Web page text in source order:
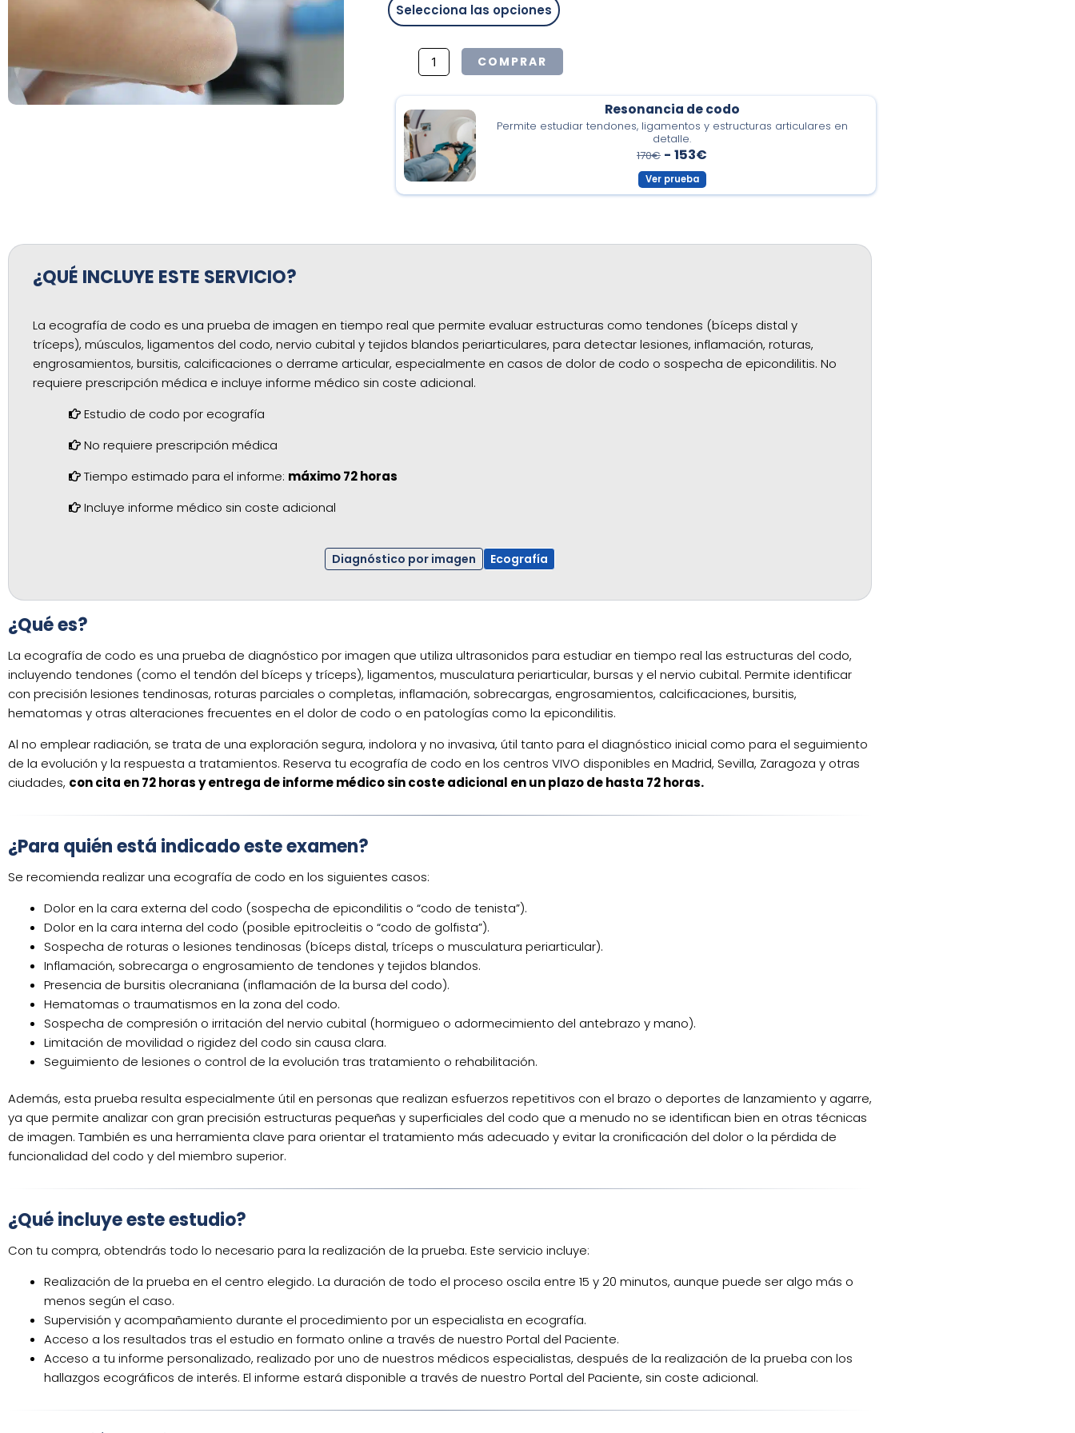
Selecciona las opciones
COMPRAR
Resonancia de codo
Permite estudiar tendones, ligamentos y estructuras articulares en
detalle.
170€ - 153€
Ver prueba
¿QUÉ INCLUYE ESTE SERVICIO?
La ecografía de codo es una prueba de imagen en tiempo real que permite evaluar estructuras como tendones (bíceps distal y
tríceps), músculos, ligamentos del codo, nervio cubital y tejidos blandos periarticulares, para detectar lesiones, inflamación, roturas,
engrosamientos, bursitis, calcificaciones o derrame articular, especialmente en casos de dolor de codo o sospecha de epicondilitis. No
requiere prescripción médica e incluye informe médico sin coste adicional.
Estudio de codo por ecografía
No requiere prescripción médica
Tiempo estimado para el informe: máximo 72 horas
Incluye informe médico sin coste adicional
Diagnóstico por imagen Ecografía
¿Qué es?
La ecografía de codo es una prueba de diagnóstico por imagen que utiliza ultrasonidos para estudiar en tiempo real las estructuras del codo,
incluyendo tendones (como el tendón del bíceps y tríceps), ligamentos, musculatura periarticular, bursas y el nervio cubital. Permite identificar
con precisión lesiones tendinosas, roturas parciales o completas, inflamación, sobrecargas, engrosamientos, calcificaciones, bursitis,
hematomas y otras alteraciones frecuentes en el dolor de codo o en patologías como la epicondilitis.
Al no emplear radiación, se trata de una exploración segura, indolora y no invasiva, útil tanto para el diagnóstico inicial como para el seguimiento
de la evolución y la respuesta a tratamientos. Reserva tu ecografía de codo en los centros VIVO disponibles en Madrid, Sevilla, Zaragoza y otras
ciudades, con cita en 72 horas y entrega de informe médico sin coste adicional en un plazo de hasta 72 horas.
¿Para quién está indicado este examen?
Se recomienda realizar una ecografía de codo en los siguientes casos:
Dolor en la cara externa del codo (sospecha de epicondilitis o “codo de tenista”).
Dolor en la cara interna del codo (posible epitrocleitis o “codo de golfista”).
Sospecha de roturas o lesiones tendinosas (bíceps distal, tríceps o musculatura periarticular).
Inflamación, sobrecarga o engrosamiento de tendones y tejidos blandos.
Presencia de bursitis olecraniana (inflamación de la bursa del codo).
Hematomas o traumatismos en la zona del codo.
Sospecha de compresión o irritación del nervio cubital (hormigueo o adormecimiento del antebrazo y mano).
Limitación de movilidad o rigidez del codo sin causa clara.
Seguimiento de lesiones o control de la evolución tras tratamiento o rehabilitación.
Además, esta prueba resulta especialmente útil en personas que realizan esfuerzos repetitivos con el brazo o deportes de lanzamiento y agarre,
ya que permite analizar con gran precisión estructuras pequeñas y superficiales del codo que a menudo no se identifican bien en otras técnicas
de imagen. También es una herramienta clave para orientar el tratamiento más adecuado y evitar la cronificación del dolor o la pérdida de
funcionalidad del codo y del miembro superior.
¿Qué incluye este estudio?
Con tu compra, obtendrás todo lo necesario para la realización de la prueba. Este servicio incluye:
Realización de la prueba en el centro elegido. La duración de todo el proceso oscila entre 15 y 20 minutos, aunque puede ser algo más o
menos según el caso.
Supervisión y acompañamiento durante el procedimiento por un especialista en ecografía.
Acceso a los resultados tras el estudio en formato online a través de nuestro Portal del Paciente.
Acceso a tu informe personalizado, realizado por uno de nuestros médicos especialistas, después de la realización de la prueba con los
hallazgos ecográficos de interés. El informe estará disponible a través de nuestro Portal del Paciente, sin coste adicional.